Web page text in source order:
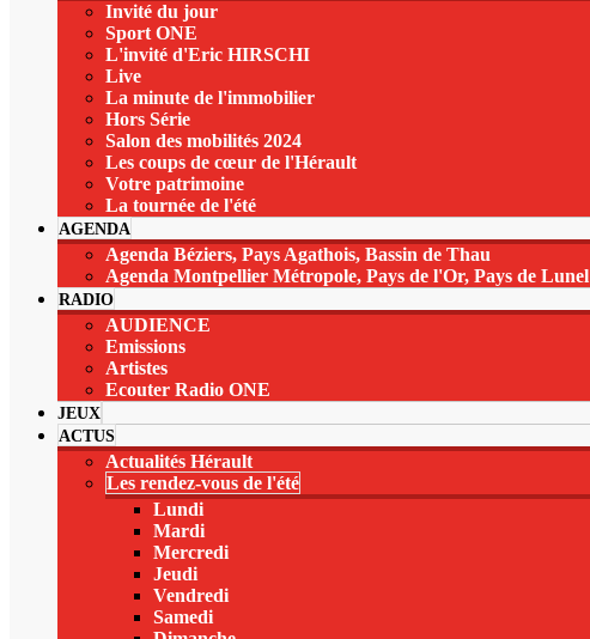
Invité du jour
Sport ONE
L'invité d'Eric HIRSCHI
Live
La minute de l'immobilier
Hors Série
Salon des mobilités 2024
Les coups de cœur de l'Hérault
Votre patrimoine
La tournée de l'été
AGENDA
Agenda Béziers, Pays Agathois, Bassin de Thau
Agenda Montpellier Métropole, Pays de l'Or, Pays de Lunel
RADIO
AUDIENCE
Emissions
Artistes
Ecouter Radio ONE
JEUX
ACTUS
Actualités Hérault
Les rendez-vous de l'été
Lundi
Mardi
Mercredi
Jeudi
Vendredi
Samedi